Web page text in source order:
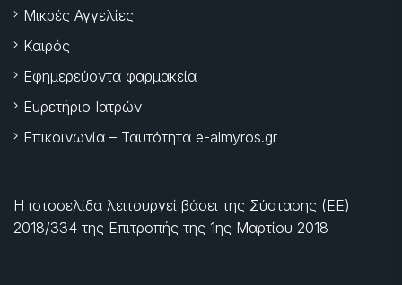
Μικρές Αγγελίες
Καιρός
Εφημερεύοντα φαρμακεία
Ευρετήριο Ιατρών
Επικοινωνία – Ταυτότητα e-almyros.gr
Η ιστοσελίδα λειτουργεί βάσει της Σύστασης (ΕΕ)
2018/334 της Επιτροπής της 1ης Μαρτίου 2018